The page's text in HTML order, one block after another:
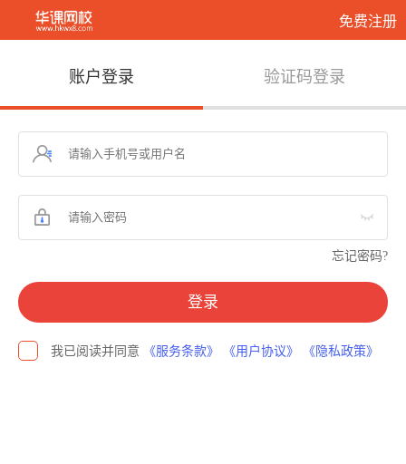
免费注册
账户登录 验证码登录
忘记密码?
登录
我已阅读并同意 《服务条款》 《用户协议》 《隐私政策》